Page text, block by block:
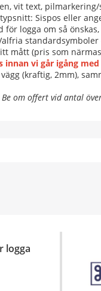
vit text,
Sispos eller
för logga om så
standardsymboler
mått (pris som
innan vi går igång
vägg (kraftig, 2mm),
Be om offert vid antal
logga